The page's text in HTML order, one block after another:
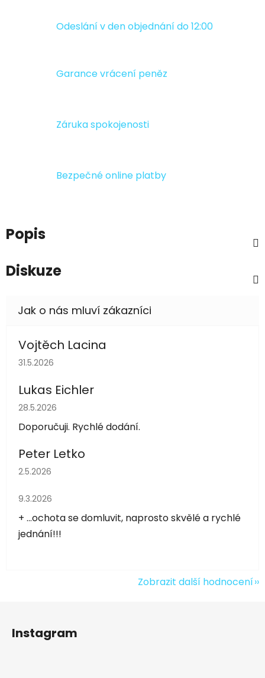
Odeslání v den objednání do 12:00
Garance vrácení peněz
Záruka spokojenosti
Bezpečné online platby
Popis
Diskuze
Vojtěch Lacina
Hodnocení obchodu je 5 z 5 hvězdiček.
31.5.2026
Lukas Eichler
Hodnocení obchodu je 5 z 5 hvězdiček.
28.5.2026
Doporučuji. Rychlé dodání.
Peter Letko
Hodnocení obchodu je 5 z 5 hvězdiček.
2.5.2026
Hodnocení obchodu je 5 z 5 hvězdiček.
9.3.2026
+ ...ochota se domluvit, naprosto skvělé a rychlé
jednání!!!
Zobrazit další hodnocení
Instagram